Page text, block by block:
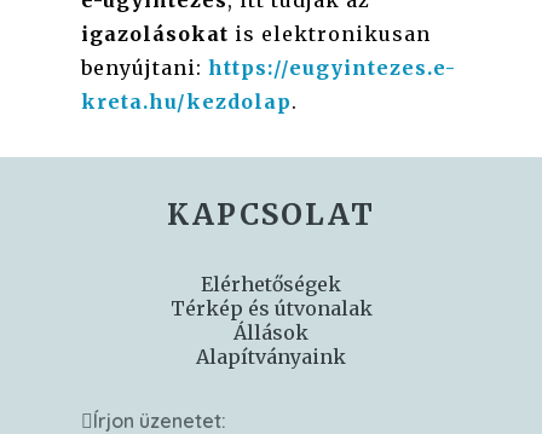
igazolásokat is elektronikusan
benyújtani:https://eugyintezes.e-
kreta.hu/kezdolap.
KAPCSOLAT
Elérhetőségek
Térkép és útvonalak
Állások
Alapítványaink
Írjon üzenetet: